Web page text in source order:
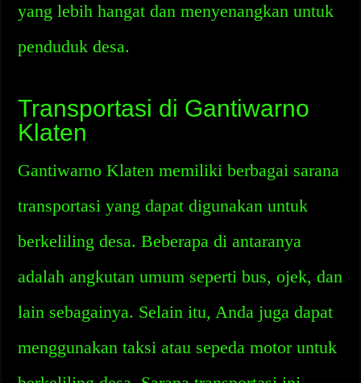
yang lebih hangat dan menyenangkan untuk
penduduk desa.
Transportasi di Gantiwarno
Klaten
Gantiwarno Klaten memiliki berbagai sarana
transportasi yang dapat digunakan untuk
berkeliling desa. Beberapa di antaranya
adalah angkutan umum seperti bus, ojek, dan
lain sebagainya. Selain itu, Anda juga dapat
menggunakan taksi atau sepeda motor untuk